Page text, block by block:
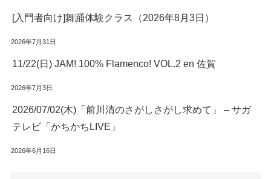
[入門者向け]舞踊体験クラス（2026年8月3日）
2026年7月31日
11/22(日) JAM! 100% Flamenco! VOL.2 en 佐賀
2026年7月3日
2026/07/02(木)「前川清のさがしさがし求めて」 – サガ
テレビ「かちかちLIVE」
2026年6月16日